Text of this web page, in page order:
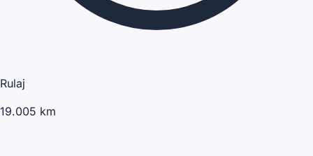
Rulaj
19.005 km